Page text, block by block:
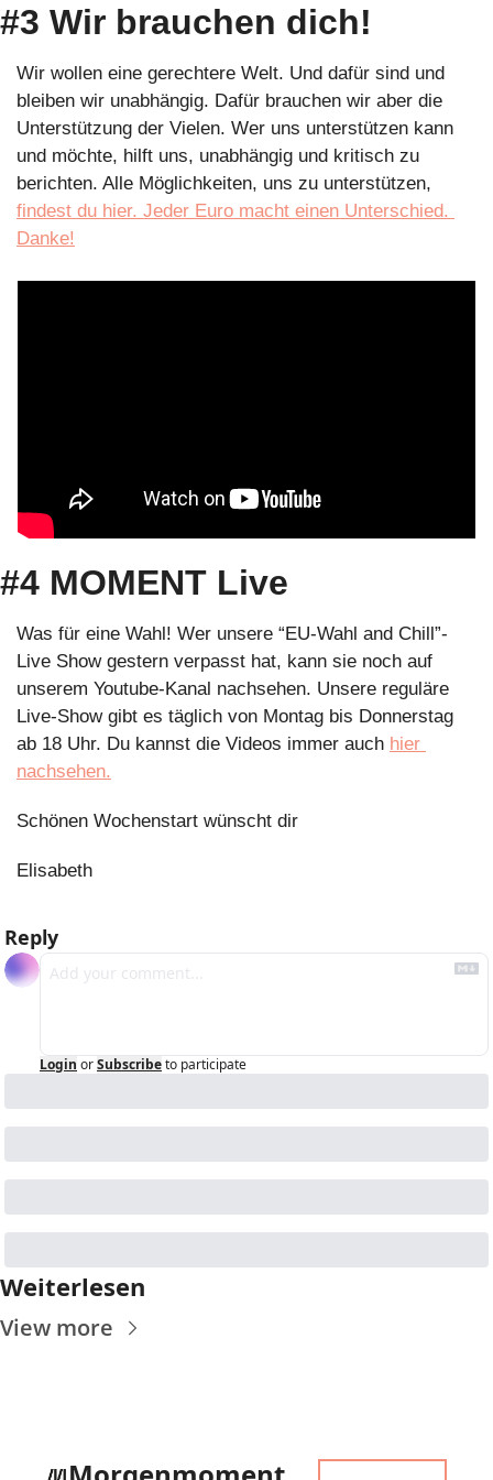
#3 Wir brauchen dich!
Wir wollen eine gerechtere Welt. Und dafür sind und
bleiben wir unabhängig. Dafür brauchen wir aber die
Unterstützung der Vielen. Wer uns unterstützen kann
und möchte, hilft uns, unabhängig und kritisch zu
findest du hier. Jeder Euro macht einen Unterschied.
Danke!
#4 MOMENT Live
Was für eine Wahl! Wer unsere “EU-Wahl and Chill”-
Live Show gestern verpasst hat, kann sie noch auf
unserem Youtube-Kanal nachsehen. Unsere reguläre
Live-Show gibt es täglich von Montag bis Donnerstag
ab 18 Uhr. Du kannst die Videos immer auch hier
nachsehen.
Schönen Wochenstart wünscht dir
Elisabeth
Reply
Login orSubscribeto participate
Weiterlesen
View more